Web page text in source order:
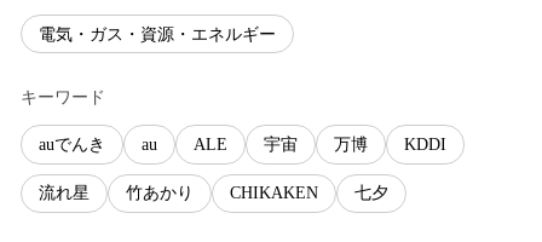
電気・ガス・資源・エネルギー
キーワード
auでんき au ALE 宇宙 万博 KDDI
流れ星 竹あかり CHIKAKEN 七夕